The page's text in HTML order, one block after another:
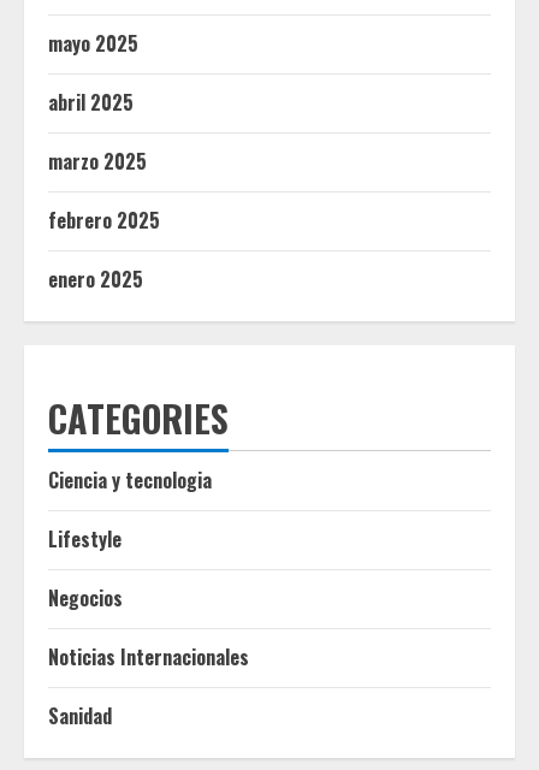
mayo 2025
abril 2025
marzo 2025
febrero 2025
enero 2025
CATEGORIES
Ciencia y tecnologia
Lifestyle
Negocios
Noticias Internacionales
Sanidad